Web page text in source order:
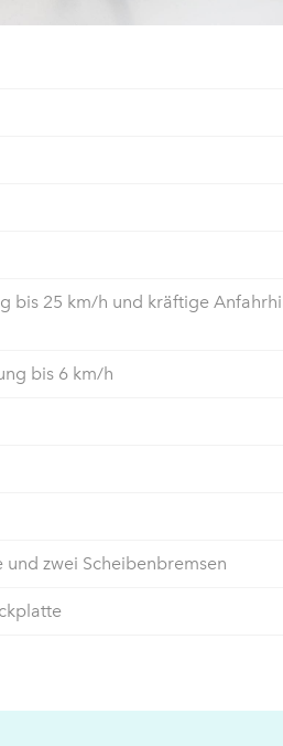
bis 25 km/h und kräftige
bis 6 km/h
zwei Scheibenbremsen